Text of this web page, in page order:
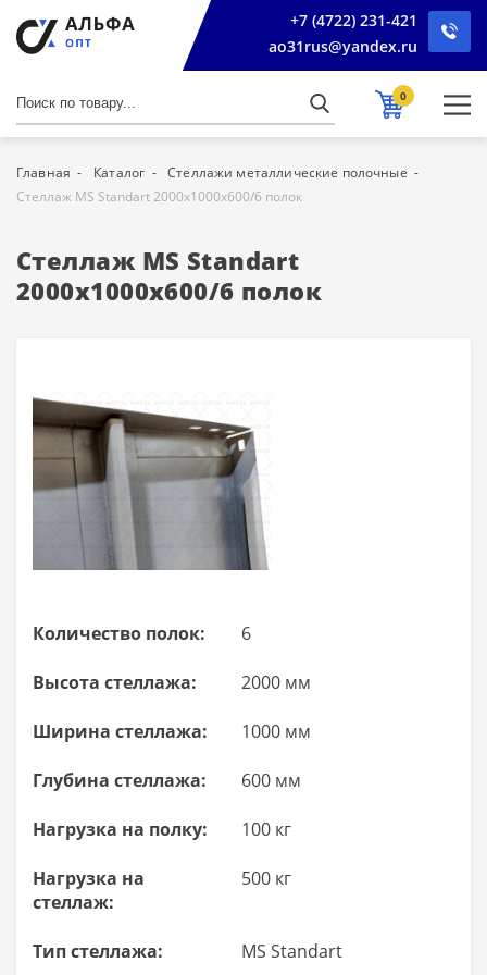
+7 (4722) 231-421
ao31rus@yandex.ru
0
Главная Каталог
Стеллажи металлические полочные
Стеллаж MS Standart 2000х1000х600/6 полок
Стеллаж MS Standart
2000х1000х600/6 полок
Количество полок: 6
Высота стеллажа: 2000 мм
Ширина стеллажа: 1000 мм
Глубина стеллажа: 600 мм
Нагрузка на полку: 100 кг
Нагрузка на
стеллаж:
500 кг
Тип стеллажа: MS Standart